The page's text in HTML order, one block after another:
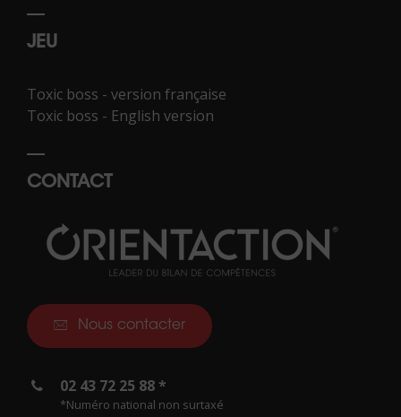
JEU
Toxic boss - version française
Toxic boss - English version
CONTACT
Nous contacter
02 43 72 25 88 *
*Numéro national non surtaxé